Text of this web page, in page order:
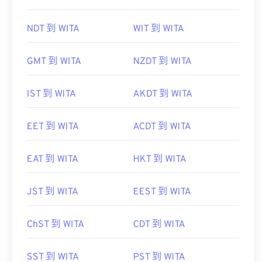
NDT 到 WITA WIT 到 WITA
GMT 到 WITA NZDT 到 WITA
IST 到 WITA AKDT 到 WITA
EET 到 WITA ACDT 到 WITA
EAT 到 WITA HKT 到 WITA
JST 到 WITA EEST 到 WITA
ChST 到 WITA CDT 到 WITA
SST 到 WITA PST 到 WITA